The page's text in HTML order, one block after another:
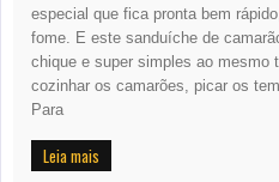
especial que fica pronta bem
fome. E este sanduíche de
chique e super simples ao mesmo
cozinhar os camarões, picar os
Para
Leia mais